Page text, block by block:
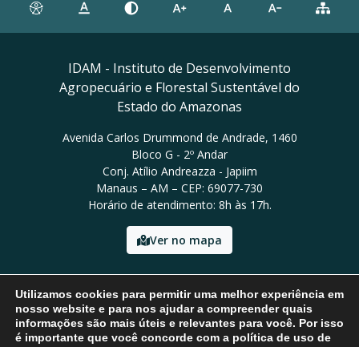
IDAM - Instituto de Desenvolvimento
Agropecuário e Florestal Sustentável do
Estado do Amazonas
Avenida Carlos Drummond de Andrade, 1460
Bloco G - 2º Andar
Conj. Atílio Andreazza - Japiim
Manaus – AM – CEP: 69077-730
Horário de atendimento: 8h às 17h.
Ver no mapa
Email: presidencia@idam.am.gov.br
Tel: (92) 98452-9911
Utilizamos cookies para permitir uma melhor experiência em
nosso website e para nos ajudar a compreender quais
informações são mais úteis e relevantes para você. Por isso
é importante que você concorde com a política de uso de